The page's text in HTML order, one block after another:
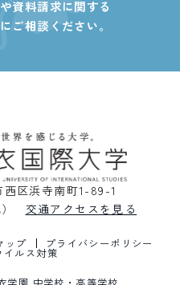
資料請求に関する
ご相談ください。
区浜寺南町1-89-1
交通アクセスを見る
ップ プライバシーポリシー
イルス対策